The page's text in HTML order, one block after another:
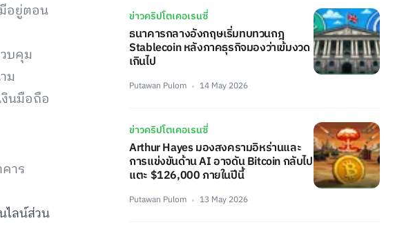
มีอยู่ตอน
บคุม
ม
งินมือถือ
าร
ไลน์ส่วน
ข่าวคริปโตเคอเรนซี่
ธนาคารกลางอังกฤษเริ่มทบทวนกฎ
Stablecoin หลังภาคธุรกิจมองว่าเข้มงวด
เกินไป
Putawan Pulom 14 May 2026
ข่าวคริปโตเคอเรนซี่
Arthur Hayes มองสงครามอิหร่านและ
การแข่งขันด้าน AI อาจดัน Bitcoin กลับไป
แตะ $126,000 ภายในปีนี้
Putawan Pulom 13 May 2026